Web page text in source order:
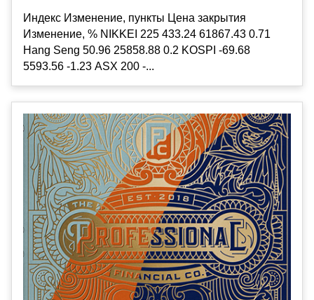
Индекс Изменение, пункты Цена закрытия
Изменение, % NIKKEI 225 433.24 61867.43 0.71
Hang Seng 50.96 25858.88 0.2 KOSPI -69.68
5593.56 -1.23 ASX 200 -...